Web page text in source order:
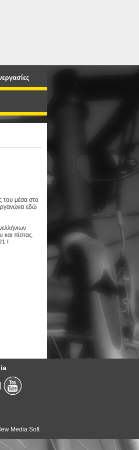
του μέσα στο
εδώ
πίστας.
!
Media Soft